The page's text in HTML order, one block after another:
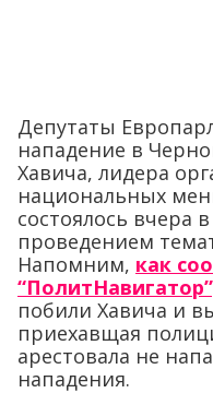
Депутаты
нападение в
Хавича, лидера
национальных
состоялось вчера
проведением
Напомним, как
побили Хавича и
приехавщая
арестовала не
нападения.